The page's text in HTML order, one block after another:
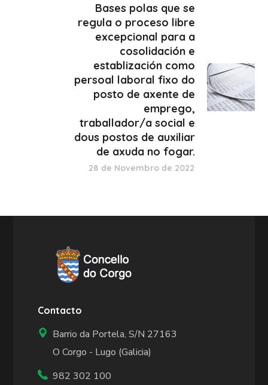
Bases polas que se
regula o proceso libre
excepcional para a
cosolidación e
establización como
persoal laboral fixo do
posto de axente de
emprego,
traballador/a social e
dous postos de auxiliar
de axuda no fogar.
28 de Novembro de 2022
Contacto
Barrio da Portela, S/N 27163
O Corgo - Lugo (Galicia)
982 302 100